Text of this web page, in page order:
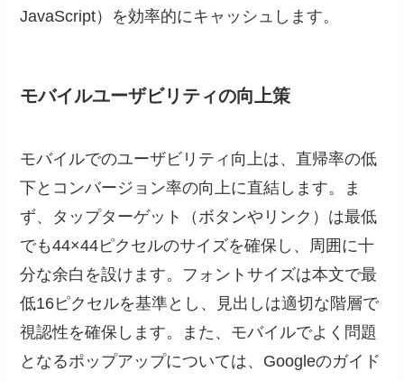
JavaScript）を効率的にキャッシュします。
モバイルユーザビリティの向上策
モバイルでのユーザビリティ向上は、直帰率の低
下とコンバージョン率の向上に直結します。ま
ず、タップターゲット（ボタンやリンク）は最低
でも44×44ピクセルのサイズを確保し、周囲に十
分な余白を設けます。フォントサイズは本文で最
低16ピクセルを基準とし、見出しは適切な階層で
視認性を確保します。また、モバイルでよく問題
となるポップアップについては、Googleのガイド